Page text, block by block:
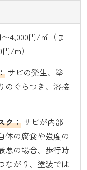
〜4,000円/㎡（ま
/m）
サビの発生、塗
のぐらつき、溶接
ク： サビが内部
体の腐食や強度の
悪の場合、歩行時
ながり、塗装では